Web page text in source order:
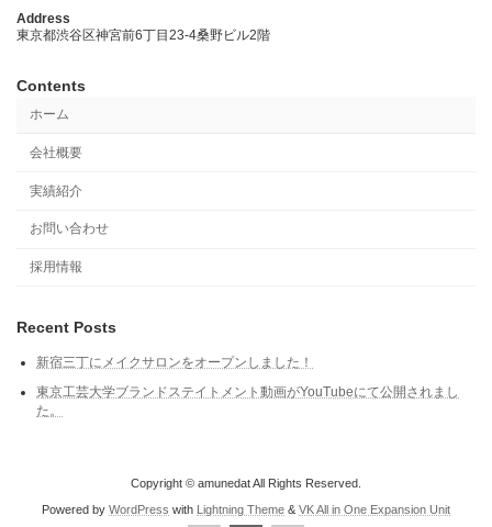
Address
東京都渋谷区神宮前6丁目23-4桑野ビル2階
Contents
ホーム
会社概要
実績紹介
お問い合わせ
採用情報
Recent Posts
新宿三丁にメイクサロンをオープンしました！
東京工芸大学ブランドステイトメント動画がYouTubeにて公開されまし
た。
Copyright © amunedat All Rights Reserved.
Powered by WordPress with Lightning Theme & VK All in One Expansion Unit